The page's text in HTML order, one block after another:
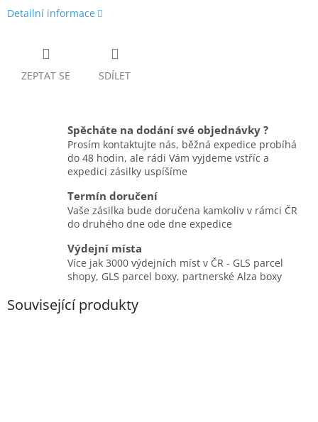
Detailní informace
ZEPTAT SE SDÍLET
Spěcháte na dodání své objednávky ?
Prosím kontaktujte nás, běžná expedice probíhá
do 48 hodin, ale rádi Vám vyjdeme vstříc a
expedici zásilky uspíšíme
Termín doručení
Vaše zásilka bude doručena kamkoliv v rámci ČR
do druhého dne ode dne expedice
Výdejní místa
Více jak 3000 výdejních míst v ČR - GLS parcel
shopy, GLS parcel boxy, partnerské Alza boxy
Související produkty